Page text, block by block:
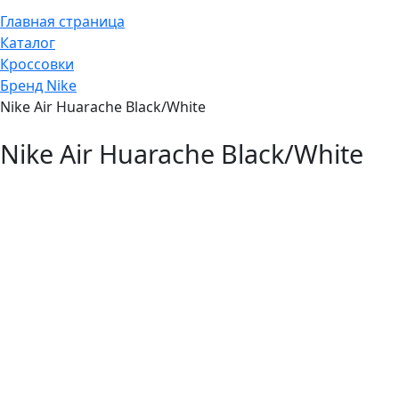
Главная страница
Каталог
Кроссовки
Бренд Nike
Nike Air Huarache Black/White
Nike Air Huarache Black/White